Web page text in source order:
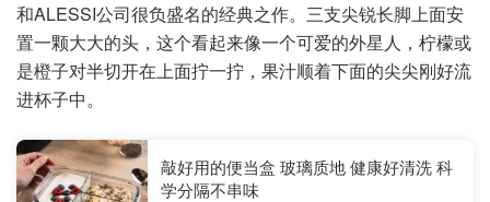
和ALESSI公司很负盛名的经典之作。三支尖锐长脚上面安
置一颗大大的头，这个看起来像一个可爱的外星人，柠檬或
是橙子对半切开在上面拧一拧，果汁顺着下面的尖尖刚好流
进杯子中。
敲好用的便当盒 玻璃质地 健康好清洗 科
学分隔不串味